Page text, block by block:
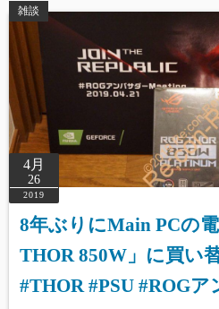
雑談
4月
26
2019
8年ぶりにMain PCの
THOR 850W」に買い
#THOR #PSU #ROG